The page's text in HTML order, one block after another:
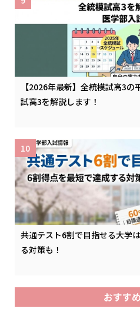
【2026年最新】全統模試高3
試高3を解説します！
共通テスト6割で目指せる大学
る対策も！
10
おすす